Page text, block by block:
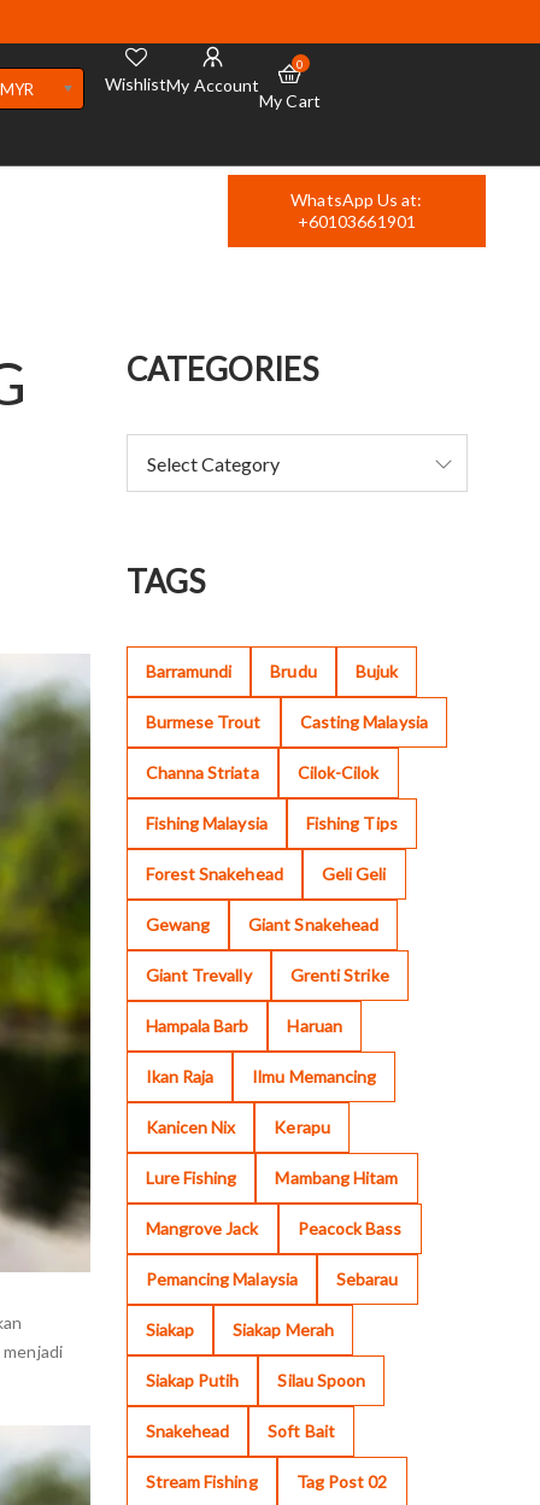
MYR WishlistMy Account
0
My Cart
WhatsApp Us at:
+60103661901
CATEGORIES
TAGS
Barramundi Brudu Bujuk
Burmese Trout Casting Malaysia
Channa Striata Cilok-Cilok
Fishing Malaysia Fishing Tips
Forest Snakehead Geli Geli
Gewang Giant Snakehead
Giant Trevally Grenti Strike
Hampala Barb Haruan
Ikan Raja Ilmu Memancing
Kanicen Nix Kerapu
Lure Fishing Mambang Hitam
Mangrove Jack Peacock Bass
Pemancing Malaysia Sebarau
Siakap Siakap Merah
Siakap Putih Silau Spoon
Snakehead Soft Bait
Stream Fishing Tag Post 02